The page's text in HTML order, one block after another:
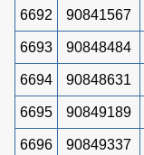
6692 90841567
6693 90848484
6694 90848631
6695 90849189
6696 90849337